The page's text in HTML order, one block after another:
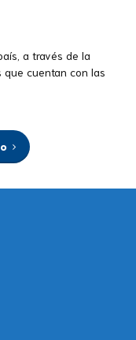
a través de la
cuentan con las